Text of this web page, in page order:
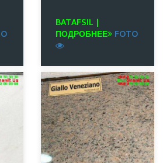
BATAFSIL |
ПОДРОБНЕЕ
FOTO